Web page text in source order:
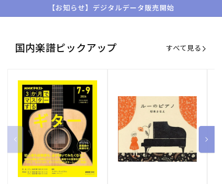
【お知らせ】デジタルデータ販売開始
国内楽譜ピックアップ すべて見る